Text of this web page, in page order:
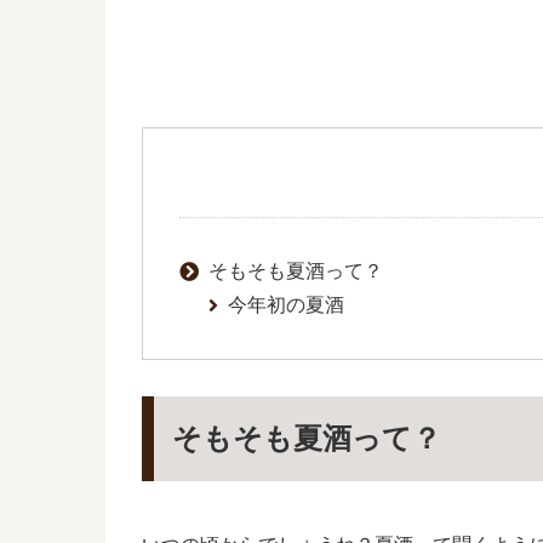
そもそも夏酒って？
今年初の夏酒
そもそも夏酒って？